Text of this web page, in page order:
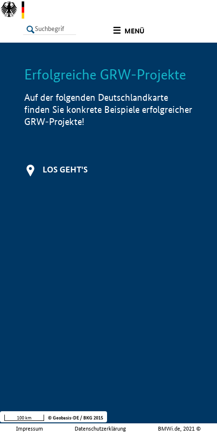
MENÜ
LISTE Info
Erfolgreiche GRW-Projekte
Auf der folgenden Deutschlandkarte
finden Sie konkrete Beispiele erfolgreicher
GRW-Projekte!
LOS GEHT'S
Impressum Datenschutzerklärung BMWi.de, 2021 ©
100 km © Geobasis-DE / BKG 2015